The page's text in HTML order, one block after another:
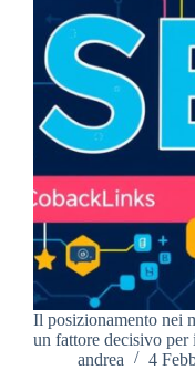
Il posizionamento nei
un fattore decisivo
andrea
4